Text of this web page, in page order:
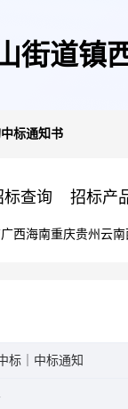
街道镇
标通知书
标查询 招标产
广西海南重庆贵州 云南
标｜中标通知